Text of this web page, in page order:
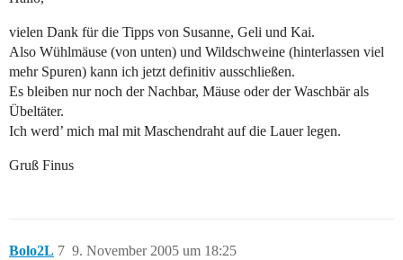
vielen Dank für die Tipps von Susanne, Geli und Kai.
Also Wühlmäuse (von unten) und Wildschweine (hinterlassen viel
mehr Spuren) kann ich jetzt definitiv ausschließen.
Es bleiben nur noch der Nachbar, Mäuse oder der Waschbär als
Übeltäter.
Ich werd’ mich mal mit Maschendraht auf die Lauer legen.
Gruß Finus
Bolo2L 9. November 2005 um 18:25
7